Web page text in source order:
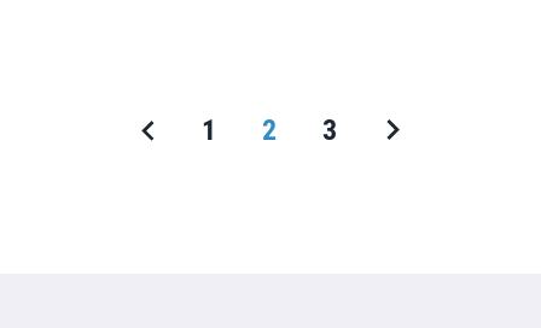
1 2 3